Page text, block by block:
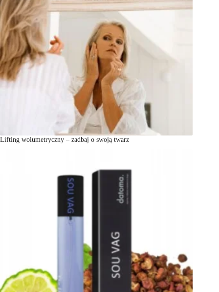
Lifting wolumetryczny – zadbaj o swoją twarz